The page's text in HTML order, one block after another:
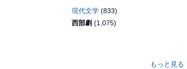
現代文学 (833)
西部劇 (1,075)
もっと見る